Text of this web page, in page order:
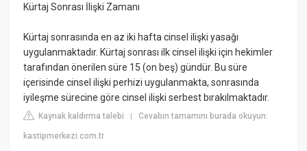
Kürtaj Sonrası İlişki Zamanı
Kürtaj sonrasında en az iki hafta cinsel ilişki yasağı
uygulanmaktadır. Kürtaj sonrası ilk cinsel ilişki için hekimler
tarafından önerilen süre 15 (on beş) gündür. Bu süre
içerisinde cinsel ilişki perhizi uygulanmakta, sonrasında
iyileşme sürecine göre cinsel ilişki serbest bırakılmaktadır.
Kaynak kaldırma talebi |Cevabın tamamını burada okuyun:
kastipmerkezi.com.tr